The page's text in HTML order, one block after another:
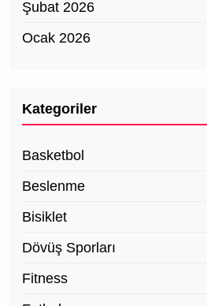
Şubat 2026
Ocak 2026
Kategoriler
Basketbol
Beslenme
Bisiklet
Dövüş Sporları
Fitness